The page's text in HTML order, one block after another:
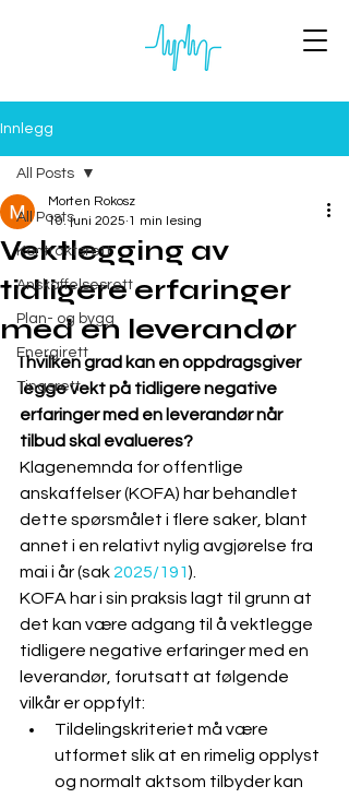
Innlegg
All Posts
Kontraktsrett
Anskaffelsesrett
Plan- og bygg
Energirett
Tingsrett
All Posts
Vektlegging av
tidligere erfaringer
med en leverandør
Morten Rokosz
10. juni 2025 1 min lesing
I hvilken grad kan en oppdragsgiver
legge vekt på tidligere negative
erfaringer med en leverandør når
tilbud skal evalueres?
Klagenemnda for offentlige
anskaffelser (KOFA) har behandlet
dette spørsmålet i flere saker, blant
annet i en relativt nylig avgjørelse fra
mai i år (sak 2025/191).
KOFA har i sin praksis lagt til grunn at
det kan være adgang til å vektlegge
tidligere negative erfaringer med en
leverandør, forutsatt at følgende
vilkår er oppfylt:
Tildelingskriteriet må være
utformet slik at en rimelig opplyst
og normalt aktsom tilbyder kan